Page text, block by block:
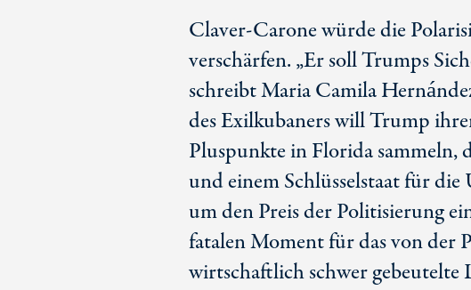
Claver-Carone würde die
verschärfen. „Er soll Trumps
schreibt Maria Camila
des Exilkubaners will Trump
Pluspunkte in Florida sammeln,
und einem Schlüsselstaat für
um den Preis der Politisierung
fatalen Moment für das von der
wirtschaftlich schwer gebeutelte